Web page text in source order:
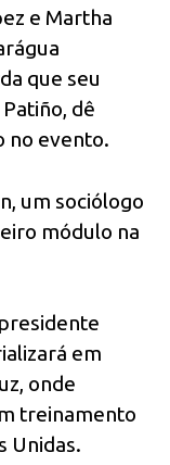
e Martha
que seu
dê
no evento.
um sociólogo
módulo na
em
onde
treinamento
Unidas.